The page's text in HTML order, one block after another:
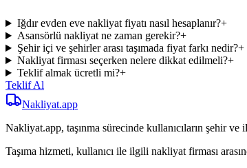
Iğdır evden eve nakliyat fiyatı nasıl hesaplanır?+
Asansörlü nakliyat ne zaman gerekir?+
Şehir içi ve şehirler arası taşımada fiyat farkı nedir?+
Nakliyat firması seçerken nelere dikkat edilmeli?+
Teklif almak ücretli mi?+
Teklif Al
Nakliyat.app
Nakliyat.app, taşınma sürecinde kullanıcıların şehir
Taşıma hizmeti, kullanıcı ile ilgili nakliyat firması